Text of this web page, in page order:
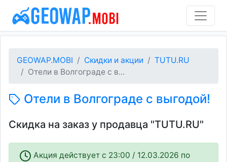
GEOWAP.MOBI Скидки и акции
TUTU.RU
Отели в Волгограде с в...
Отели в Волгограде с выгодой!
Скидка на заказ у продавца "TUTU.RU"
Акция действует c 23:00 / 12.03.2026 по